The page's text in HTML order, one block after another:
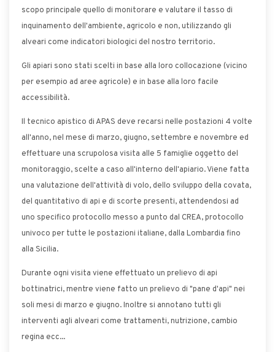
scopo principale quello di monitorare e valutare il tasso di
inquinamento dell'ambiente, agricolo e non, utilizzando gli
alveari come indicatori biologici del nostro territorio.
Gli apiari sono stati scelti in base alla loro collocazione (vicino
per esempio ad aree agricole) e in base alla loro facile
accessibilità.
Il tecnico apistico di APAS deve recarsi nelle postazioni 4 volte
all'anno, nel mese di marzo, giugno, settembre e novembre ed
effettuare una scrupolosa visita alle 5 famiglie oggetto del
monitoraggio, scelte a caso all'interno dell'apiario. Viene fatta
una valutazione dell'attività di volo, dello sviluppo della covata,
del quantitativo di api e di scorte presenti, attendendosi ad
uno specifico protocollo messo a punto dal CREA, protocollo
univoco per tutte le postazioni italiane, dalla Lombardia fino
alla Sicilia.
Durante ogni visita viene effettuato un prelievo di api
bottinatrici, mentre viene fatto un prelievo di "pane d'api" nei
soli mesi di marzo e giugno. Inoltre si annotano tutti gli
interventi agli alveari come trattamenti, nutrizione, cambio
regina ecc...